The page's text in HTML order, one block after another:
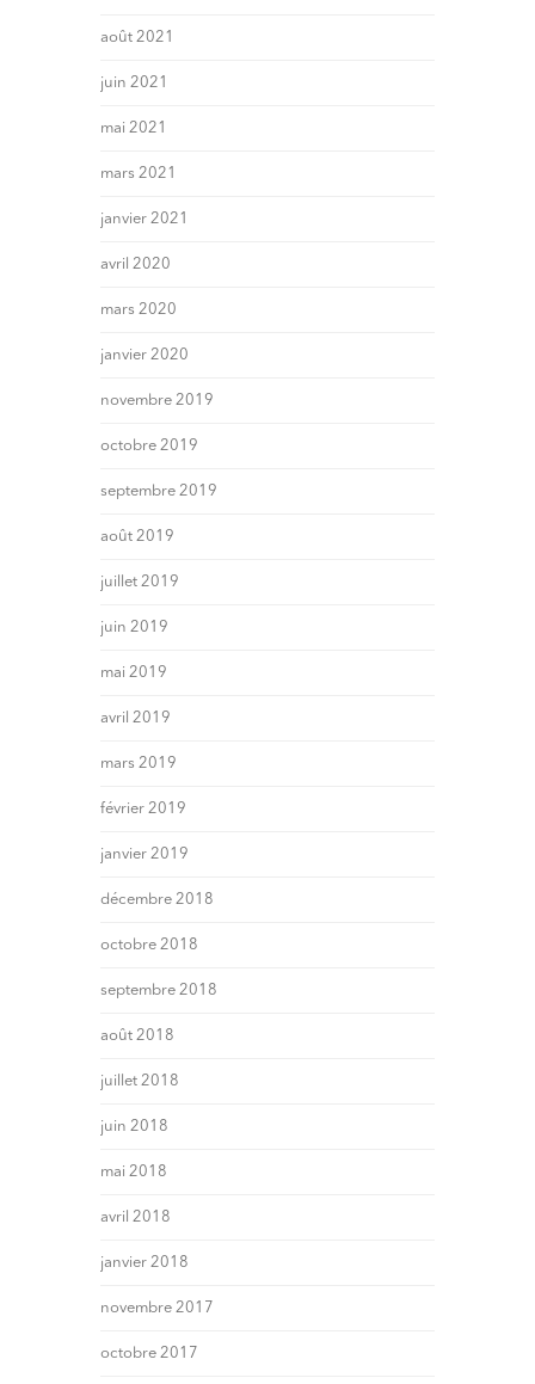
août 2021
juin 2021
mai 2021
mars 2021
janvier 2021
avril 2020
mars 2020
janvier 2020
novembre 2019
octobre 2019
septembre 2019
août 2019
juillet 2019
juin 2019
mai 2019
avril 2019
mars 2019
février 2019
janvier 2019
décembre 2018
octobre 2018
septembre 2018
août 2018
juillet 2018
juin 2018
mai 2018
avril 2018
janvier 2018
novembre 2017
octobre 2017